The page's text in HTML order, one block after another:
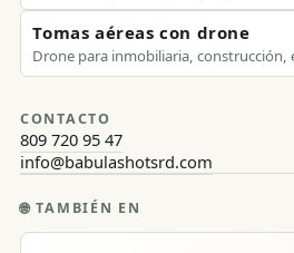
Tomas aéreas con drone
Drone para inmobiliaria, construcción,
CONTACTO
809 720 95 47
info@babulashotsrd.com
🌐 TAMBIÉN EN